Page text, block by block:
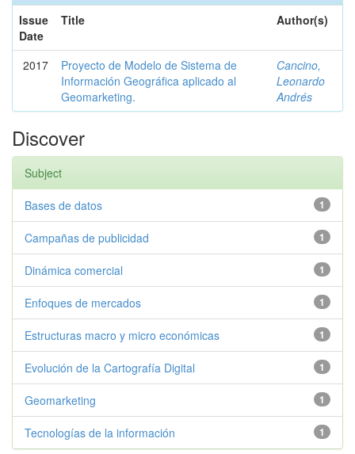
Issue
Date
Title Author(s)
2017
Proyecto de Modelo de Sistema de
Información Geográfica aplicado al
Geomarketing.
Cancino,
Leonardo
Andrés
Discover
Subject
1
Bases de datos
1
Campañas de publicidad
1
Dinámica comercial
1
Enfoques de mercados
1
Estructuras macro y micro económicas
1
Evolución de la Cartografía Digital
1
Geomarketing
1
Tecnologías de la información